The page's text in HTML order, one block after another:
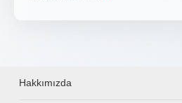
Hakkımızda